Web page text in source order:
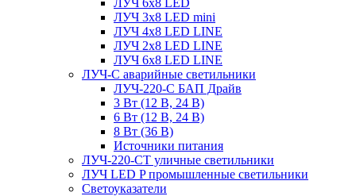
ЛУЧ 6х8 LED
ЛУЧ 3х8 LED mini
ЛУЧ 4х8 LED LINE
ЛУЧ 2х8 LED LINE
ЛУЧ 6х8 LED LINE
ЛУЧ-С аварийные светильники
ЛУЧ-220-С БАП Драйв
3 Вт (12 В, 24 В)
6 Вт (12 В, 24 В)
8 Вт (36 В)
Источники питания
ЛУЧ-220-СТ уличные светильники
ЛУЧ LED P промышленные светильники
Светоуказатели